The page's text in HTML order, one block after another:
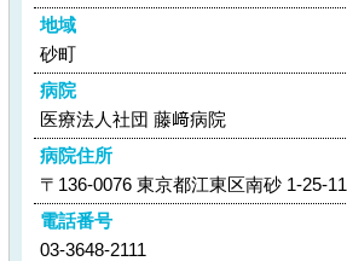
地域
砂町
病院
医療法人社団 藤﨑病院
病院住所
〒136-0076 東京都江東区南砂 1-25-11
電話番号
03-3648-2111